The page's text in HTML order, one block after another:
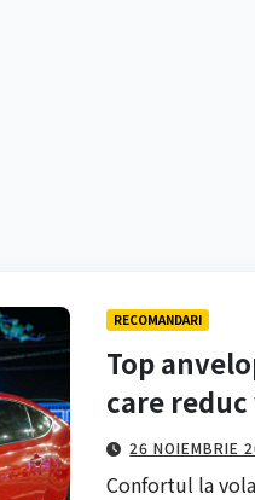
RECOMANDARI
Top
care
masina
26 NOIEMBRIE
Confortul la